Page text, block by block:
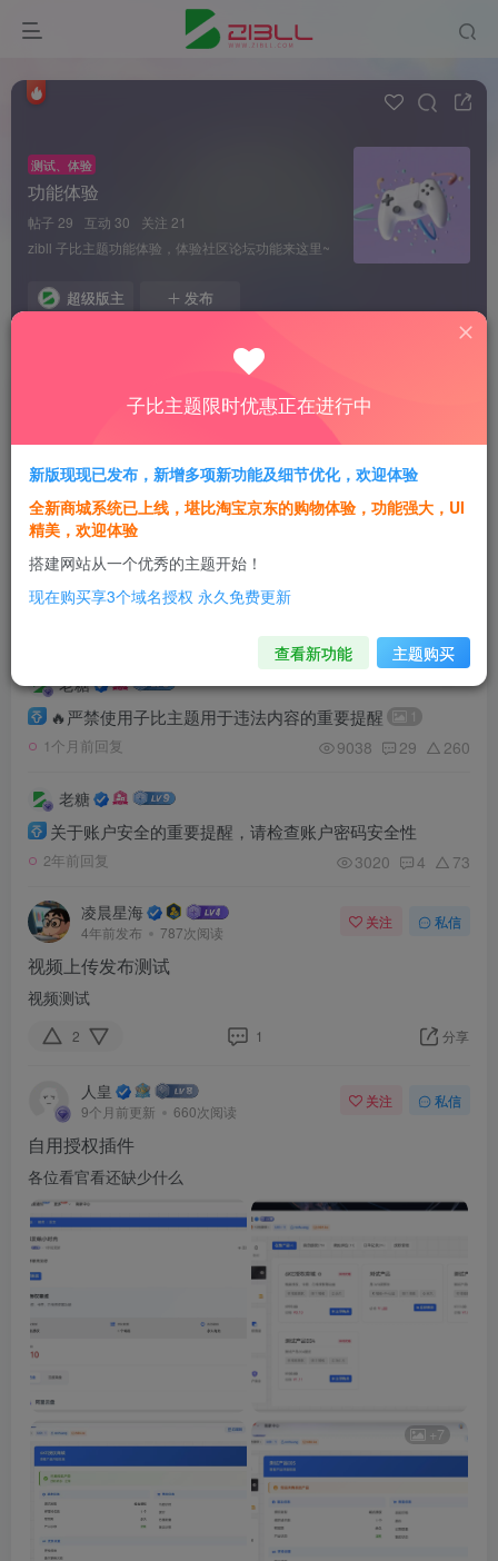
测试、体验
功能体验
帖子 29 互动 30
关注 21
zibll 子比主题功能体验，体验社区论坛功能来这里~
超级版主 发布
最近更新 最新回复 热门 精华
关于发帖中的外链引流、收费资源的规范化通知
5个月前回复 2066 2 67
老糖
zibll 子比社区发布指引【简略版总版规】
1.8W+ 2 31
老糖
🔥严禁使用子比主题用于违法内容的重要提醒 1
1个月前回复 9038 29 260
老糖
关于账户安全的重要提醒，请检查账户密码安全性
2年前回复 3020 4 73
凌晨星海
4年前发布 787次阅读
关注 私信
视频上传发布测试
视频测试
2 1 分享
人皇
9个月前更新 660次阅读
关注 私信
自用授权插件
各位看官看还缺少什么
+7
子比主题限时优惠正在进行中
新版现现已发布，新增多项新功能及细节优化，欢迎体验
全新商城系统已上线，堪比淘宝京东的购物体验，功能强大，UI
精美，欢迎体验
搭建网站从一个优秀的主题开始！
现在购买享3个域名授权 永久免费更新
查看新功能 主题购买